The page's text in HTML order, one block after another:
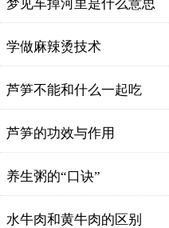
梦见车掉河里是什么意思
学做麻辣烫技术
芦笋不能和什么一起吃
芦笋的功效与作用
养生粥的“口诀”
水牛肉和黄牛肉的区别